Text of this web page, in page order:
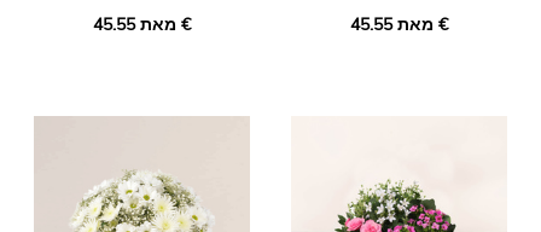
מאת ‏45.55 €
מאת ‏45.55 €